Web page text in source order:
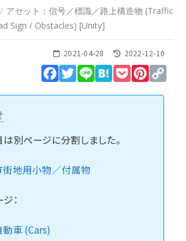
/ アセット：信号／標識／路上構造物 (Traffic
Sign / Obstacles) [Unity]
2021-04-28 2022-12-10
Facebook
Twitter
Line HatenaPocket
別ページに分割しました。
街地用小物／付属物
：
動車 (Cars)